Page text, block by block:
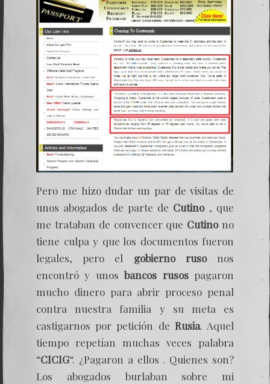
Pero me hizo dudar un par de visitas de
unos abogados de parte de Cutino, que
me trataban de convencer que Cutinono
tiene culpa y que los documentos fueron
legales, pero el gobierno rusonos
encontró y unosbancos rusospagaron
mucho dinero para abrir proceso penal
contra nuestra familia y su meta es
castigarnos por petición de Rusia. Aquel
tiempo repetían muchas veces palabra
“CICIG“. ¿Pagaron a ellos . Quienes son?
Los abogados burlaban sobre mi